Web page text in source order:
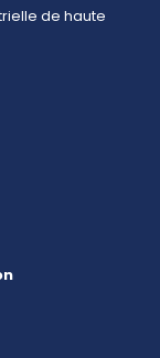
de haute